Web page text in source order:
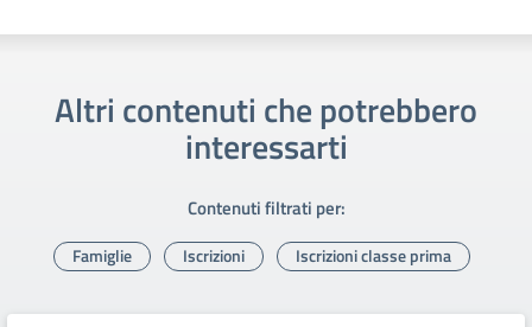
Altri contenuti che potrebbero
interessarti
Contenuti filtrati per:
Famiglie Iscrizioni Iscrizioni classe prima